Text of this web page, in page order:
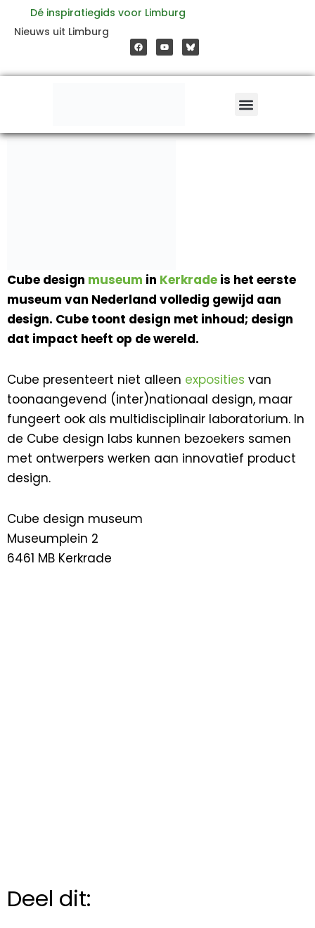
inhoud
Dé inspiratiegids voor Limburg
Nieuws uit Limburg
a
c
e
o
o
o
u
t
b
e
Cube design museum in Kerkrade is het eerste
museum van Nederland volledig gewijd aan
design. Cube toont design met inhoud; design
dat impact heeft op de wereld.
Cube presenteert niet alleen exposities van
toonaangevend (inter)nationaal design, maar
fungeert ook als multidisciplinair laboratorium. In
de Cube design labs kunnen bezoekers samen
met ontwerpers werken aan innovatief product
design.
Cube design museum
Museumplein 2
6461 MB Kerkrade
Deel dit: